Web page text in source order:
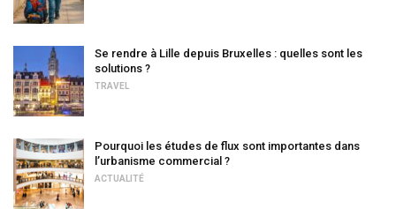
Se rendre à Lille depuis Bruxelles : quelles sont les
solutions ?
TRAVEL
Pourquoi les études de flux sont importantes dans
l’urbanisme commercial ?
ACTUALITÉ